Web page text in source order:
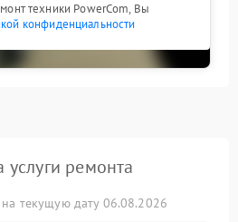
техники PowerCom, Вы
конфиденциальности
ремонта
текущую дату 06.08.2026